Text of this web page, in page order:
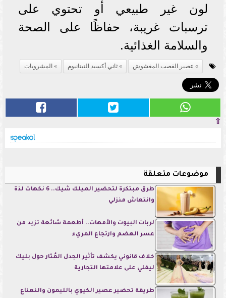
لون غير طبيعي أو تحتوي على
ترسبات غريبة، حفاظًا على الصحة
والسلامة الغذائية.
عصير القصب المغشوش ثاني أكسيد التيتانيوم المشروبات
⇧
موضوعات متعلقة
طرق مبتكرة لتحضير الميلك شيك.. 6 نكهات لذة
وانتعاش منزلي
لربات البيوت والأمهات.. أطعمة شائعة تزيد من
عسر الهضم وارتجاع المريء
خلاف قانوني يكشف تأثير الجدل المُثار حول بليك
ليفلي على علامتها التجارية
طريقة تحضير عصير الكيوي بالليمون والنعناع